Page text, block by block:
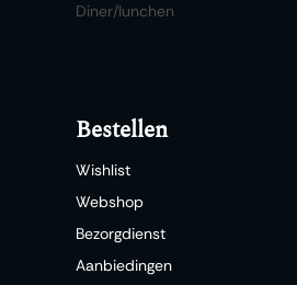
Diner/lunchen
Bestellen
Wishlist
Webshop
Bezorgdienst
Aanbiedingen